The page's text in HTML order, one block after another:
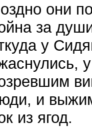
они
за
у
и
из ягод.